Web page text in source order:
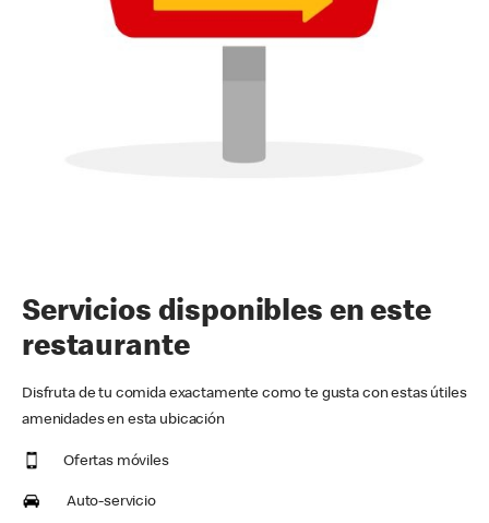
Servicios disponibles en este
restaurante
Disfruta de tu comida exactamente como te gusta con estas útiles
amenidades en esta ubicación
Ofertas móviles
Auto-servicio